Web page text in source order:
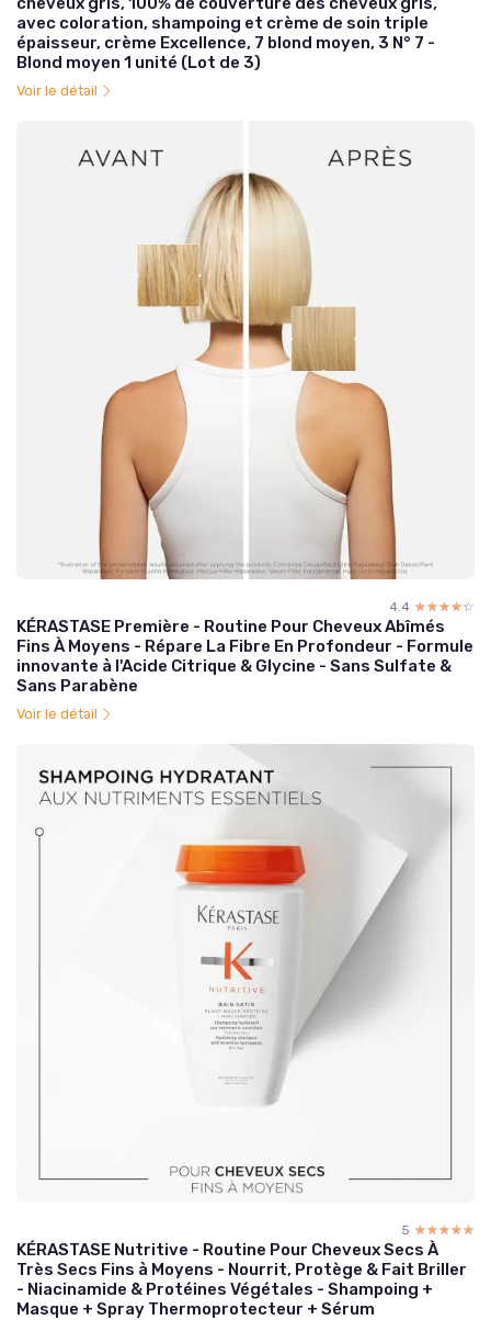
avec coloration, shampoing et crème de soin triple
épaisseur, crème Excellence, 7 blond moyen, 3 N° 7 -
Blond moyen 1 unité (Lot de 3)
Voir le détail
4.4 ☆☆☆☆☆
★★★★★
KÉRASTASE Première - Routine Pour Cheveux Abîmés
Fins À Moyens - Répare La Fibre En Profondeur - Formule
innovante à l'Acide Citrique & Glycine - Sans Sulfate &
Sans Parabène
Voir le détail
5 ☆☆☆☆☆
★★★★★
KÉRASTASE Nutritive - Routine Pour Cheveux Secs À
Très Secs Fins à Moyens - Nourrit, Protège & Fait Briller
- Niacinamide & Protéines Végétales - Shampoing +
Masque + Spray Thermoprotecteur + Sérum